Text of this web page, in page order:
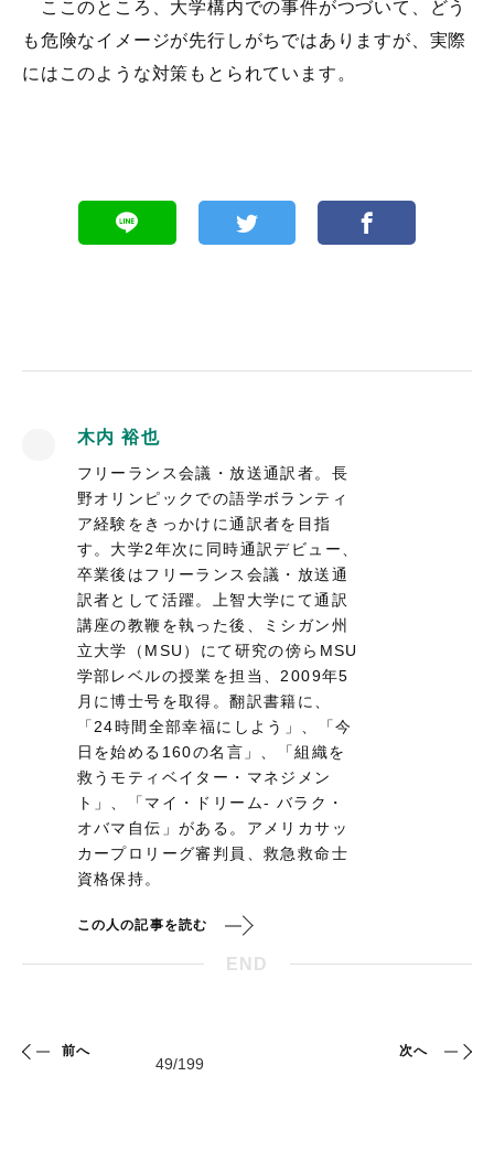
ここのところ、大学構内での事件がつづいて、どう
も危険なイメージが先行しがちではありますが、実際
にはこのような対策もとられています。
木内 裕也
フリーランス会議・放送通訳者。長
野オリンピックでの語学ボランティ
ア経験をきっかけに通訳者を目指
す。大学2年次に同時通訳デビュー、
卒業後はフリーランス会議・放送通
訳者として活躍。上智大学にて通訳
講座の教鞭を執った後、ミシガン州
立大学（MSU）にて研究の傍らMSU
学部レベルの授業を担当、2009年5
月に博士号を取得。翻訳書籍に、
「24時間全部幸福にしよう」、「今
日を始める160の名言」、「組織を
救うモティベイター・マネジメン
ト」、「マイ・ドリーム- バラク・
オバマ自伝」がある。アメリカサッ
カープロリーグ審判員、救急救命士
資格保持。
この人の記事を読む
END
前へ 次へ